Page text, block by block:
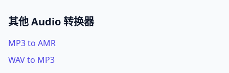
其他 Audio 转换器
MP3 to AMR
WAV to MP3